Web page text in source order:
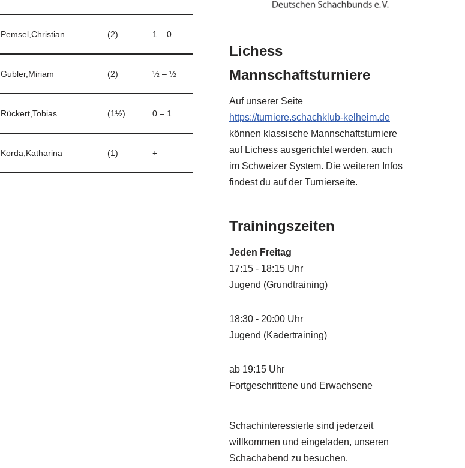
Pemsel,Christian (2) 1 – 0
Gubler,Miriam (2) ½ – ½
Rückert,Tobias (1½) 0 – 1
Korda,Katharina (1) + – –
Lichess
Mannschaftsturniere
Auf unserer Seite
https://turniere.schachklub-kelheim.de
können klassische Mannschaftsturniere
auf Lichess ausgerichtet werden, auch
im Schweizer System. Die weiteren Infos
findest du auf der Turnierseite.
Trainingszeiten
Jeden Freitag
17:15 - 18:15 Uhr
Jugend (Grundtraining)
18:30 - 20:00 Uhr
Jugend (Kadertraining)
ab 19:15 Uhr
Fortgeschrittene und Erwachsene
Schachinteressierte sind jederzeit
willkommen und eingeladen, unseren
Schachabend zu besuchen.